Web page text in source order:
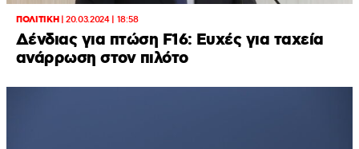
ΠΟΛΙΤΙΚΗ|20.03.2024 | 18:58
Δένδιας για πτώση F16: Ευχές για ταχεία
ανάρρωση στον πιλότο